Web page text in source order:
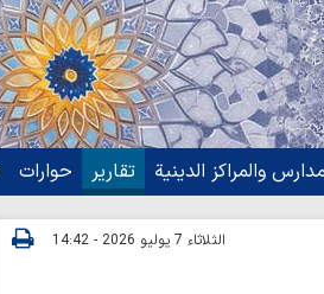
والمراكز الدينية تقارير حوارات
الثلاثاء 7 يوليو 2026 - 14:42